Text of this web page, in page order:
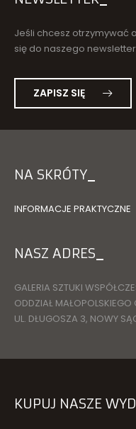
KUPUJ NASZE
NA SKRÓTY
INFORMACJE PRAKTYCZNE
NASZ ADRES
GALERIA SZTUKI
ODDZIAŁ MAŁOPOLSKIEGO
UL. DŁUGOSZA 3, NOWY
Jeśli chcesz otrzymywać
się do naszego
ZAPISZ SIĘ